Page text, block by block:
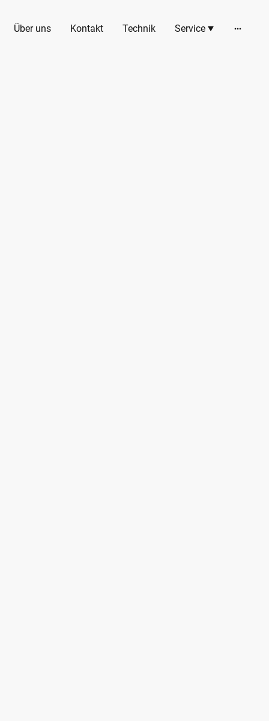
Über uns Kontakt Technik Service